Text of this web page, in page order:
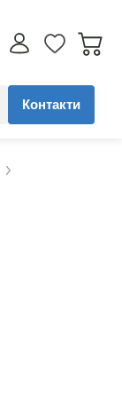
Контакти